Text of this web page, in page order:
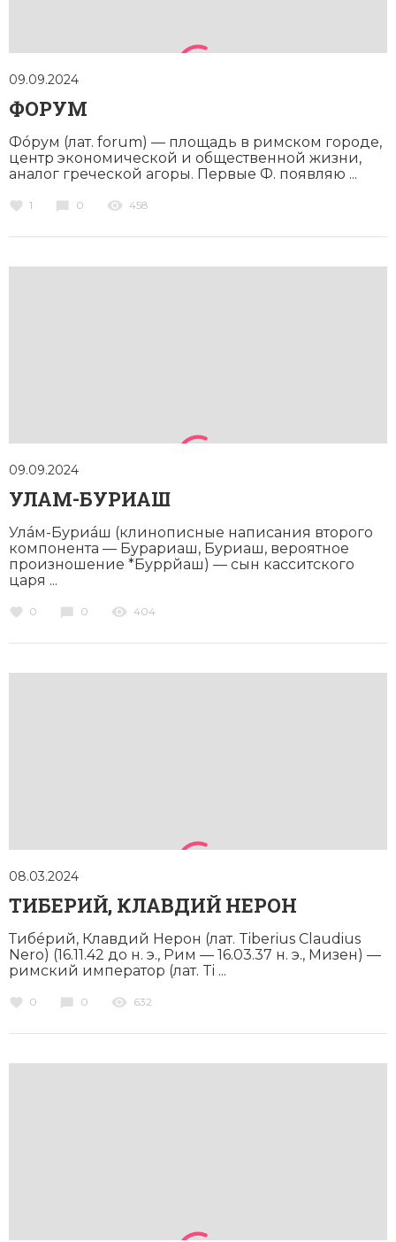
09.09.2024
ФОРУМ
Фóрум (лат. forum) — площадь в римском городе,
центр экономической и общественной жизни,
аналог греческой агоры. Первые Ф. появляю ...
1 0 458
09.09.2024
УЛАМ-БУРИАШ
Улáм-Буриáш (клинописные написания второго
компонента — Бурариаш, Буриаш, вероятное
произношение *Буррйаш) — сын касситского
царя ...
0 0 404
08.03.2024
ТИБЕРИЙ, КЛАВДИЙ НЕРОН
Тибéрий, Клавдий Нерон (лат. Tiberius Claudius
Nero) (16.11.42 до н. э., Рим — 16.03.37 н. э., Мизен) —
римский император (лат. Ti ...
0 0 632